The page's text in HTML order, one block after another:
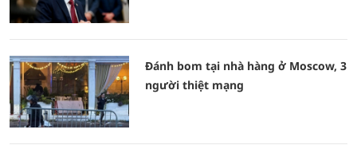
Đánh bom tại nhà hàng ở Moscow, 3
người thiệt mạng